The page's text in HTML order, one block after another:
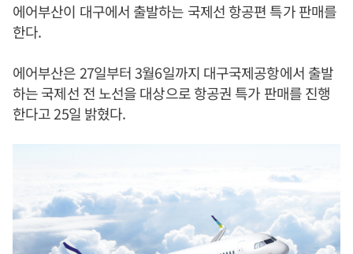
에어부산이 대구에서 출발하는 국제선 항공편 특가 판매를
한다.
에어부산은 27일부터 3월6일까지 대구국제공항에서 출발
하는 국제선 전 노선을 대상으로 항공권 특가 판매를 진행
한다고 25일 밝혔다.